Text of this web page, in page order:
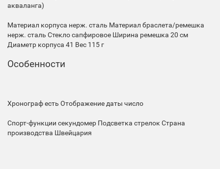
акваланга)
Материал корпуса нерж. сталь Материал браслета/ремешка
нерж. сталь Стеклосапфировое Ширина ремешка 20 см
Диаметр корпуса 41 Вес 115 г
Особенности
Хронографесть Отображение даты число
Спорт-функции секундомер Подсветка стрелок Страна
производства Швейцария